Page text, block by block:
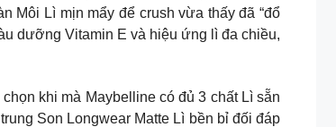
Môi Lì mịn mẩy để crush vừa thấy đã “đổ
dưỡng Vitamin E và hiệu ứng lì đa chiều,
khi mà Maybelline có đủ 3 chất Lì sẵn
Son Longwear Matte Lì bền bỉ đối đáp